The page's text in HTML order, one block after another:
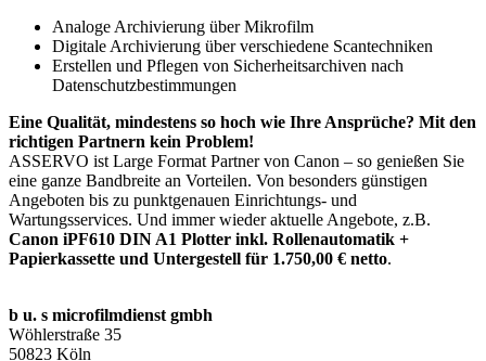
Analoge Archivierung über Mikrofilm
Digitale Archivierung über verschiedene Scantechniken
Erstellen und Pflegen von Sicherheitsarchiven nach
Datenschutzbestimmungen
Eine Qualität, mindestens so hoch wie Ihre Ansprüche? Mit den
richtigen Partnern kein Problem!
ASSERVO ist Large Format Partner von Canon – so genießen Sie
eine ganze Bandbreite an Vorteilen. Von besonders günstigen
Angeboten bis zu punktgenauen Einrichtungs- und
Wartungsservices. Und immer wieder aktuelle Angebote, z.B.
Canon iPF610 DIN A1 Plotter inkl. Rollenautomatik +
Papierkassette und Untergestell für 1.750,00 € netto.
b u. s microfilmdienst gmbh
Wöhlerstraße 35
50823 Köln